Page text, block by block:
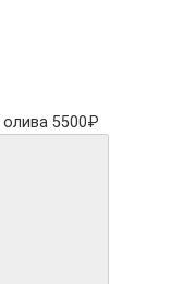
5500₽